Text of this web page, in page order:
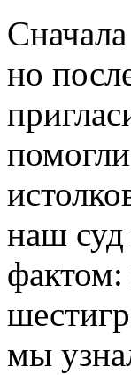
но
наш суд
фактом:
мы